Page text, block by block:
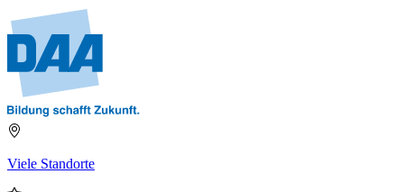
Viele Standorte